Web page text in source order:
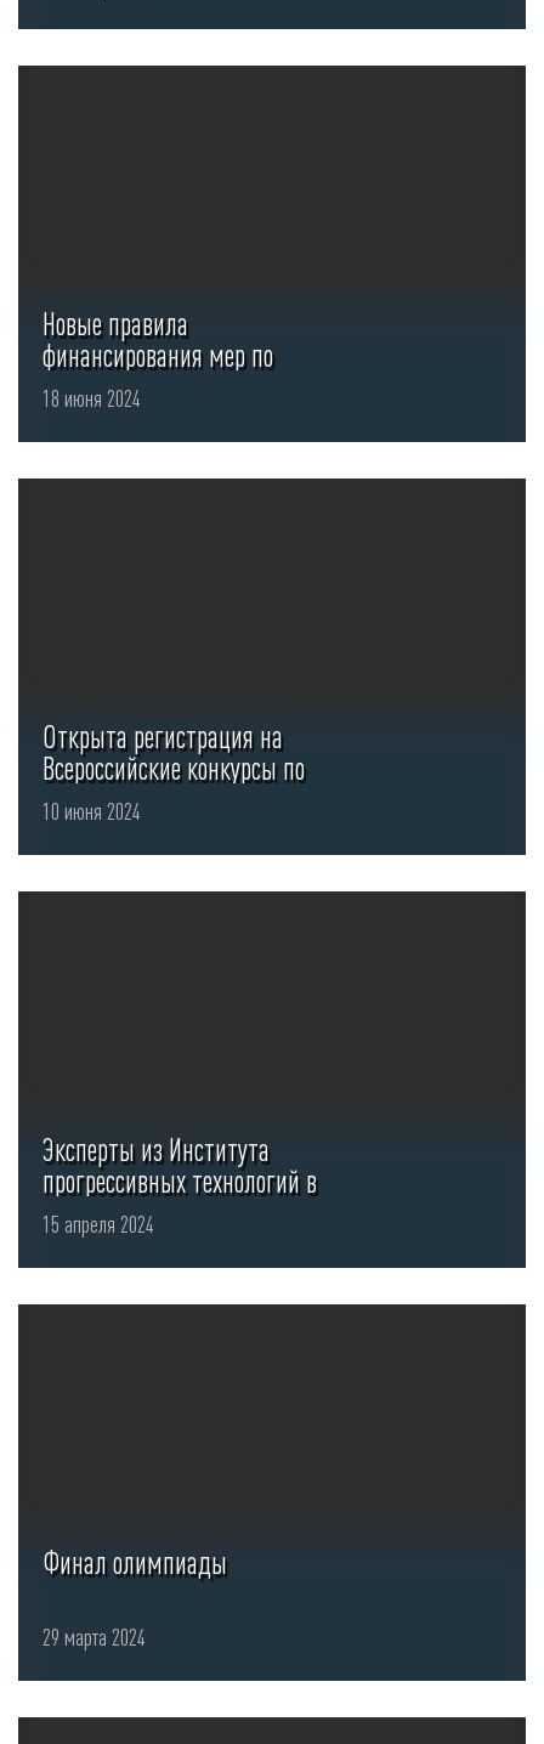
Новые правила
финансирования мер по
охране труда за счет ФСР
18 июня 2024
Открыта регистрация на
Всероссийские конкурсы по
охране труда 2024 года
10 июня 2024
Эксперты из Института
прогрессивных технологий в
жюри международной
студенческой конференции
...
15 апреля 2024
Финал олимпиады
29 марта 2024